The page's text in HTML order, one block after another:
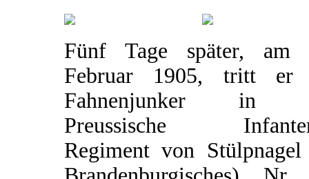
Fünf Tage später, am
Februar 1905, tritt er
Fahnenjunker in
Preussische
Regiment von